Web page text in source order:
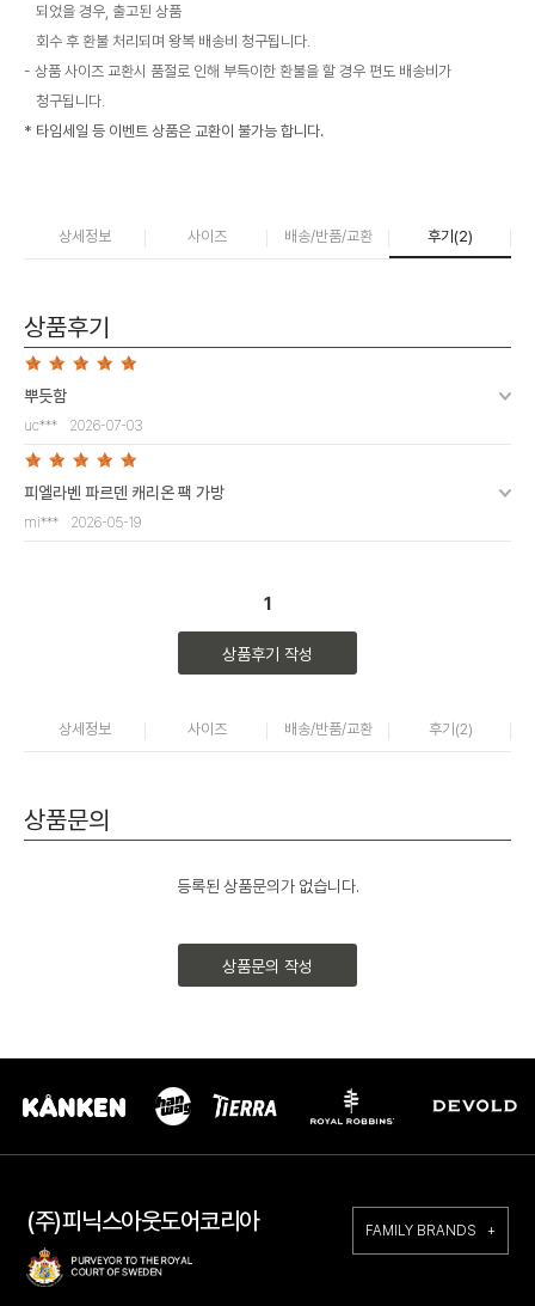
되었을 경우, 출고된 상품
회수 후 환불 처리되며 왕복 배송비 청구됩니다.
상품 사이즈 교환시 품절로 인해 부득이한 환불을 할 경우 편도 배송비가
청구됩니다.
* 타임세일 등 이벤트 상품은 교환이 불가능 합니다.
상세정보 사이즈 배송/반품/교환 후기(2)
상품후기
뿌듯함
uc*** 2026-07-03
피엘라벤 파르덴 캐리온 팩 가방
mi*** 2026-05-19
1
상품후기 작성
상세정보 사이즈 배송/반품/교환 후기(2)
상품문의
등록된 상품문의가 없습니다.
상품문의 작성
(주)피닉스아웃도어코리아 FAMILY BRANDS +